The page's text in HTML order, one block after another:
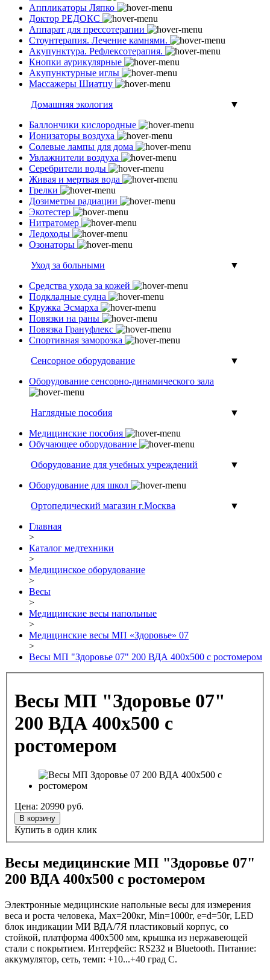
Аппликаторы Ляпко
Доктор РЕДОКС
Аппарат для прессотерапии
Стоунтерапия. Лечение камнями.
Акупунктура. Рефлексотерапия.
Кнопки аурикулярные
Акупунктурные иглы
Массажеры Шиатцу
Домашняя экология
▼
Баллончики кислородные
Ионизаторы воздуха
Солевые лампы для дома
Увлажнители воздуха
Серебрители воды
Живая и мертвая вода
Грелки
Дозиметры радиации
Экотестер
Нитратомер
Ледоходы
Озонаторы
Уход за больными
▼
Средства ухода за кожей
Подкладные судна
Кружка Эсмарха
Повязки на раны
Повязка Грануфлекс
Спортивная заморозка
Сенсорное оборудование
▼
Оборудование сенсорно-динамического зала
Наглядные пособия
▼
Медицинские пособия
Обучающее оборудование
Оборудование для учебных учреждений
▼
Оборудование для школ
Ортопедический магазин г.Москва
▼
Главная
>
Каталог медтехники
>
Медицинское оборудование
>
Весы
>
Медицинские весы напольные
>
Медицинские весы МП «Здоровье» 07
>
Весы МП "Здоровье 07" 200 ВДА 400х500 c ростомером
Весы МП "Здоровье 07"
200 ВДА 400х500 c
ростомером
Цена: 20990 руб.
В корзину
Купить в один клик
Весы медицинские МП "Здоровье 07"
200 ВДА 400х500 c ростомером
Электронные медицинские напольные весы для измерения
веса и роста человека, Мах=200кг, Min=1000г, e=d=50г, LED
блок индикации МИ ВДА/7Я пластиковый корпус, со
стойкой, платформа 400х500 мм, крышка из нержавеющей
стали с покрытием. Интерфейс: RS232 и Bluetooth. Питание:
аккумулятор, сеть, темп: +10...+40 град С.